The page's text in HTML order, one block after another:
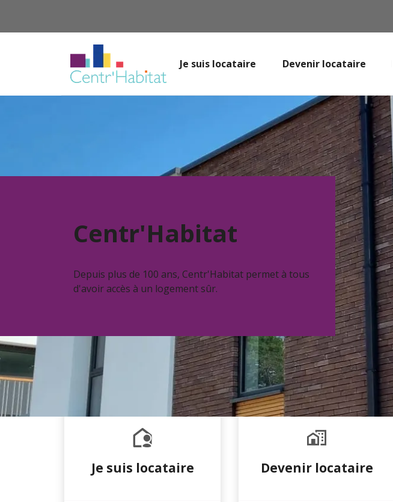
Je suis locataire Devenir locataire
Centr'Habitat
Depuis plus de 100 ans, Centr'Habitat permet à tous
d'avoir accès à un logement sûr.
Je suis locataire Devenir locataire